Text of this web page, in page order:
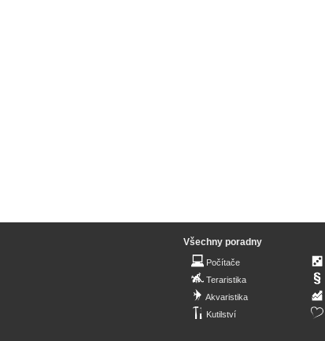
Všechny poradny
Počítače
Teraristika
Akvaristika
Kutilství